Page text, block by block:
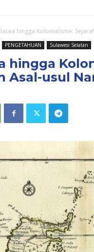
hingga Kolonialisme:
PENGETAHUAN Sulawesi Selatan
hingga
Asal-usul